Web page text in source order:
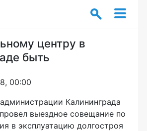
центру в
быть
00:00
Калининграда
выездное совещание по
в эксплуатацию долгостроя